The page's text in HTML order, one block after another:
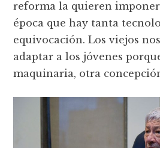
reforma la quieren imponer
época que hay tanta
equivocación. Los viejos
adaptar a los jóvenes
maquinaria, otra